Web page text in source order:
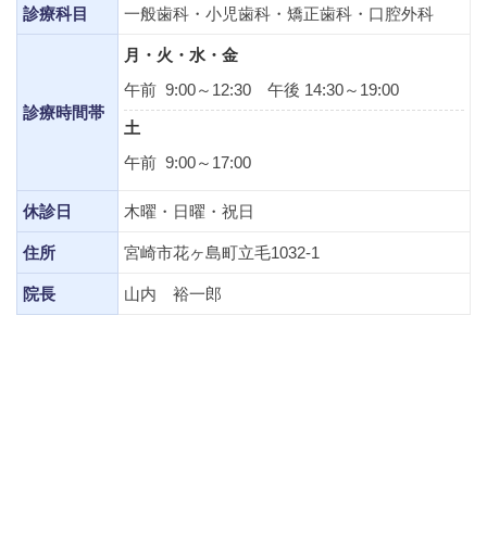
診療科目 一般歯科・小児歯科・矯正歯科・口腔外科
診療時間帯
月・火・水・金
午前 9:00～12:30 午後 14:30～19:00
土
午前 9:00～17:00
休診日 木曜・日曜・祝日
住所 宮崎市花ヶ島町立毛1032-1
院長 山内 裕一郎